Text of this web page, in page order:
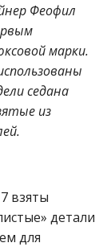
Феофил
марки.
седана
из
взяты
детали
для